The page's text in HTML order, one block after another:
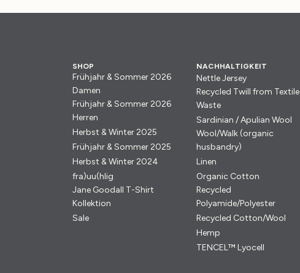
SHOP
Frühjahr & Sommer 2026
Damen
Frühjahr & Sommer 2026
Herren
Herbst & Winter 2025
Frühjahr & Sommer 2025
Herbst & Winter 2024
fra)uu(hlig
Jane Goodall T-Shirt
Kollektion
Sale
NACHHALTIGKEIT
Nettle Jersey
Recycled Twill from Textile
Waste
Sardinian / Apulian Wool
Wool/Walk (organic
husbandry)
Linen
Organic Cotton
Recycled
Polyamide/Polyester
Recycled Cotton/Wool
Hemp
TENCEL™ Lyocell